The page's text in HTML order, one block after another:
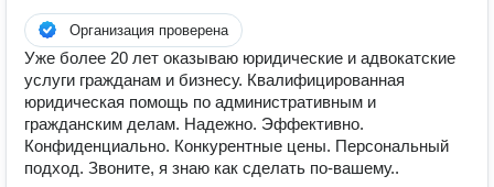
Организация проверена
Уже более 20 лет оказываю юридические и адвокатские
услуги гражданам и бизнесу. Квалифицированная
юридическая помощь по административным и
гражданским делам. Надежно. Эффективно.
Конфиденциально. Конкурентные цены. Персональный
подход. Звоните, я знаю как сделать по-вашему..